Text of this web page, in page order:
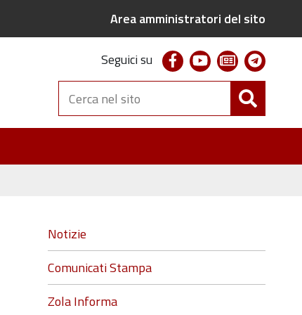
Area amministratori del sito
Seguici su facebookyoutubenewsletter
Cerca
nel
sito
Navigazione
Notizie
Comunicati Stampa
Zola Informa